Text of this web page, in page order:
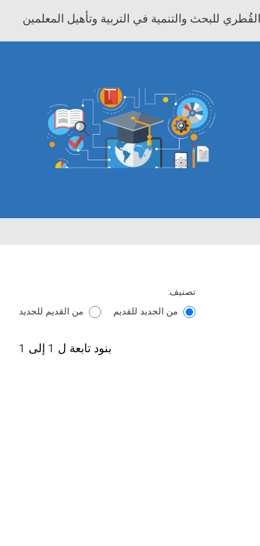
للبحث والتنمية في التربية وتأهيل المعلمين
تصنيف:
من الجديد للقديم
من القديم للجديد
بنود تابعة ل 1 إلى 1